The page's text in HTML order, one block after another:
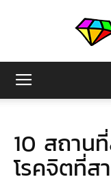
10 สถาน
โรคจิตที่ส